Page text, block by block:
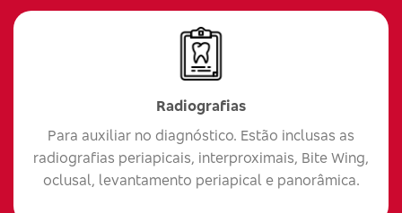
Radiografias
Para auxiliar no diagnóstico. Estão inclusas as
radiografias periapicais, interproximais, Bite Wing,
oclusal, levantamento periapical e panorâmica.